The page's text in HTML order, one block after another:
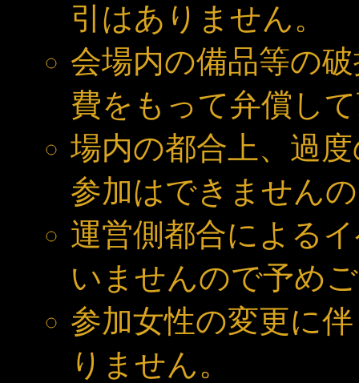
引はありません。
会場内の備品等の
費をもって弁償し
場内の都合上、過
参加はできません
運営側都合による
いませんので予め
参加女性の変更に
りません。